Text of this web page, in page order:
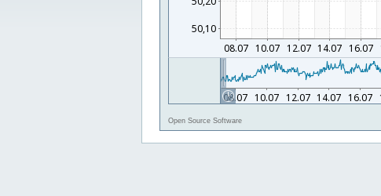
Open Source Software